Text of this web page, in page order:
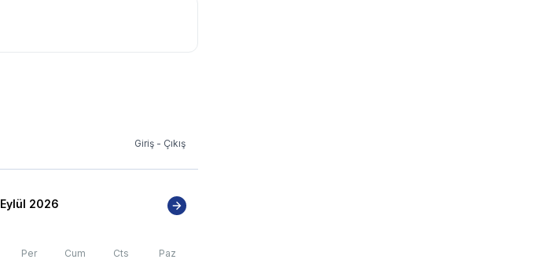
Giriş - Çıkış
Eylül 2026
Per Cum Cts Paz